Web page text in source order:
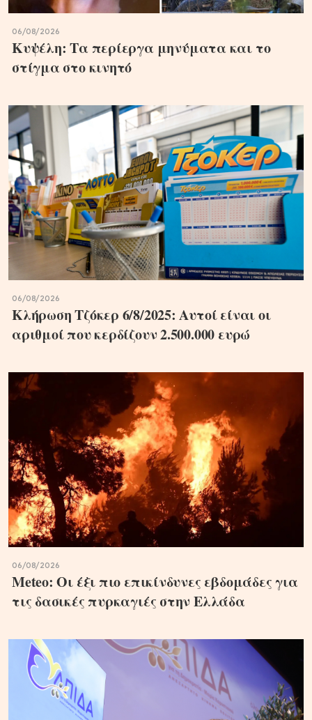
06/08/2026
Κυψέλη: Τα περίεργα μηνύματα και το
στίγμα στο κινητό
06/08/2026
Κλήρωση Τζόκερ 6/8/2025: Αυτοί είναι οι
αριθμοί που κερδίζουν 2.500.000 ευρώ
06/08/2026
Meteo: Οι έξι πιο επικίνδυνες εβδομάδες για
τις δασικές πυρκαγιές στην Ελλάδα